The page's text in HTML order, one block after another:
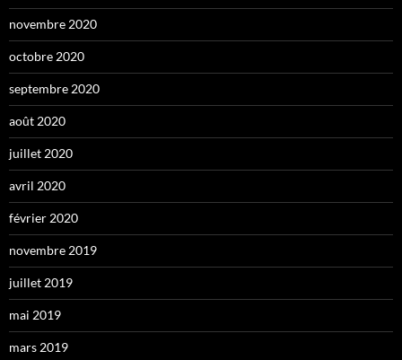
novembre 2020
octobre 2020
septembre 2020
août 2020
juillet 2020
avril 2020
février 2020
novembre 2019
juillet 2019
mai 2019
mars 2019